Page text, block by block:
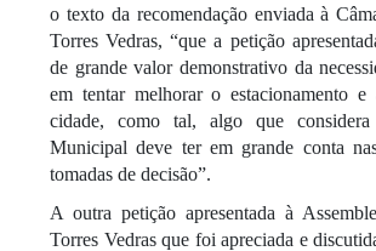
o texto da recomendação enviada à
Torres Vedras, “que a petição
de grande valor demonstrativo da
em tentar melhorar o estacionamento
cidade, como tal, algo que
Municipal deve ter em grande conta
tomadas de decisão”.
A outra petição apresentada à
Torres Vedras que foi apreciada e